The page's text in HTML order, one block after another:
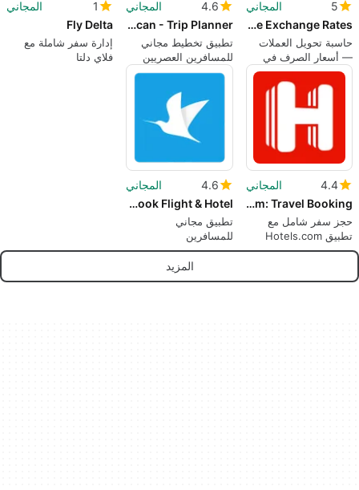
5
المجاني
Currency Converter Calculator — Live Exchange Rates
حاسبة تحويل العملات
— أسعار الصرف في
الوقت الفعلي
4.6
المجاني
Travel Scan - Trip Planner
تطبيق تخطيط مجاني
للمسافرين العصريين
1
المجاني
Fly Delta
إدارة سفر شاملة مع
فلاي دلتا
4.4
المجاني
Hotels.com: Travel Booking
حجز سفر شامل مع
تطبيق Hotels.com
4.6
المجاني
Traveloka Book Flight & Hotel
تطبيق مجاني
للمسافرين
المزيد